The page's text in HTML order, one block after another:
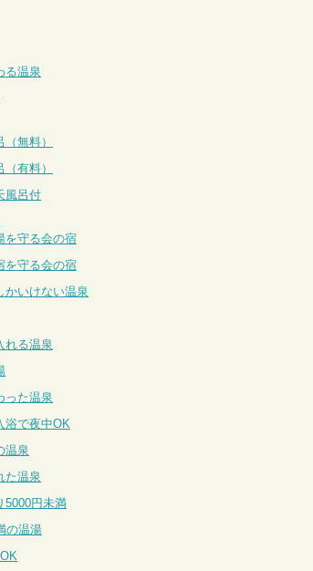
る温泉
無料）
有料）
風呂付
を守る会の宿
を守る会の宿
かいけない温泉
れる温泉
った温泉
浴で夜中OK
温泉
た温泉
5000円未満
の温湯